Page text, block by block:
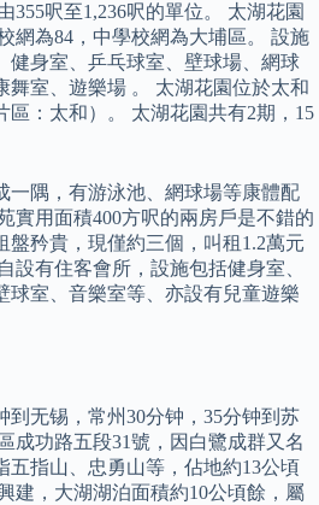
355呎至1,236呎的單位。 太湖花園
網為84，中學校網為大埔區。 設施
健身室、乒乓球室、壁球場、網球
舞室、遊樂場 。 太湖花園位於太和
區：太和）。 太湖花園共有2期，15
一隅，有游泳池、網球場等康體配
實用面積400方呎的兩房戶是不錯的
盤矜貴，現僅約三個，叫租1.2萬元
設有住客會所，設施包括健身室、
球室、音樂室等、亦設有兒童遊樂
到无锡，常州30分钟，35分钟到苏
成功路五段31號，因白鷺成群又名
五指山、忠勇山等，佔地約13公頃
建，大湖湖泊面積約10公頃餘，屬